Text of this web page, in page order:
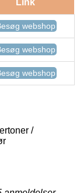
webshop
webshop
webshop
/